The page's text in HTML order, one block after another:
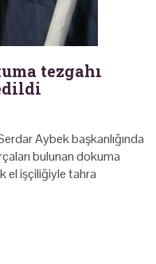
tezgahı
Aybek başkanlığında
bulunan dokuma
el işçiliğiyle tahra